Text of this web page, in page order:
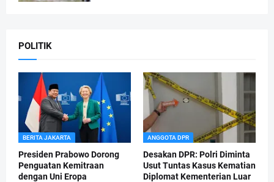
POLITIK
BERITA JAKARTA
Presiden Prabowo Dorong
Penguatan Kemitraan
dengan Uni Eropa
ANGGOTA DPR
Desakan DPR: Polri Diminta
Usut Tuntas Kasus Kematian
Diplomat Kementerian Luar